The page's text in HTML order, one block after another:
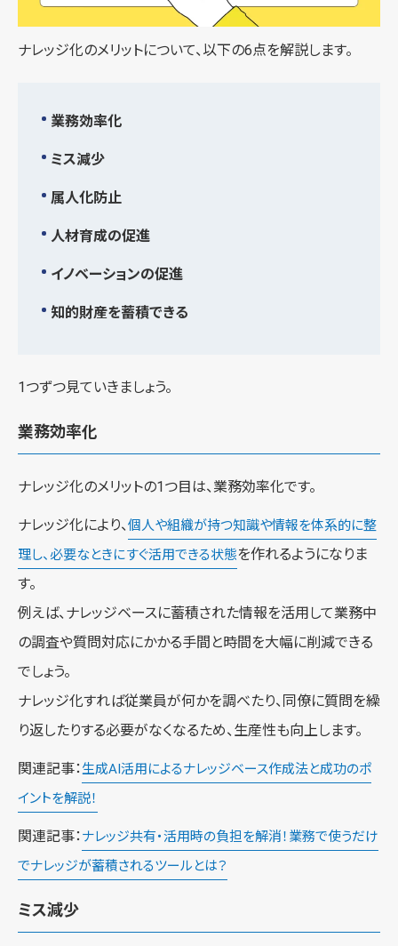
ナレッジ化のメリットについて、以下の6点を解説します。
業務効率化
ミス減少
属人化防止
人材育成の促進
イノベーションの促進
知的財産を蓄積できる
1つずつ見ていきましょう。
業務効率化
ナレッジ化のメリットの1つ目は、業務効率化です。
ナレッジ化により、個人や組織が持つ知識や情報を体系的に整
理し、必要なときにすぐ活用できる状態を作れるようになりま
す。
例えば、ナレッジベースに蓄積された情報を活用して業務中
の調査や質問対応にかかる手間と時間を大幅に削減できる
でしょう。
ナレッジ化すれば従業員が何かを調べたり、同僚に質問を繰
り返したりする必要がなくなるため、生産性も向上します。
関連記事：生成AI活用によるナレッジベース作成法と成功のポ
イントを解説！
関連記事： ナレッジ共有・活用時の負担を解消！業務で使うだけ
でナレッジが蓄積されるツールとは？
ミス減少